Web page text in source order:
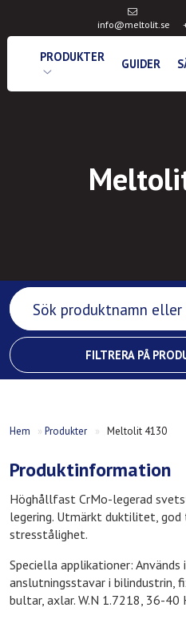
info@meltolit.se
PRODUKTER GUIDER
FILTRERA PÅ
Hem »Produkter » Meltolit 4130
Produktinformation
Höghållfast CrMo-legerad
legering. Utmärkt duktilitet,
stresstålighet.
Speciella applikationer:
anslutningsstavar i bilindustrin,
bultar, axlar. W.N 1.7218, 36-40